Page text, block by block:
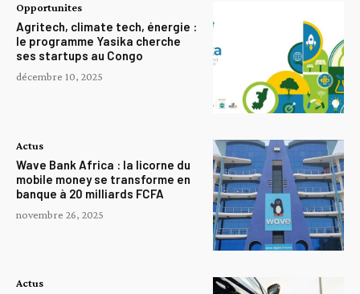
Opportunites
Agritech, climate tech, énergie :
le programme Yasika cherche
ses startups au Congo
décembre 10, 2025
Actus
Wave Bank Africa : la licorne du
mobile money se transforme en
banque à 20 milliards FCFA
novembre 26, 2025
Actus